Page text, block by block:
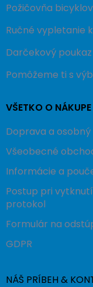
Požičovňa bicyklov
Ručné vypletanie
Darčekový poukaz
Pomôžeme ti s
VŠETKO O NÁKUPE
Doprava a
Všeobecné
Informácie a
Postup pri
protokol
Formulár na
GDPR
NÁŠ PRÍBEH &